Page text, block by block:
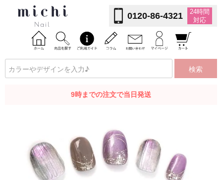
0120-86-4321
24時間
対応
検索
9時までの注文で当日発送